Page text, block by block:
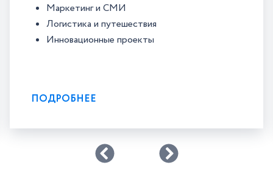
Маркетинг и СМИ
Логистика и путешествия
Инновационные проекты
ПОДРОБНЕЕ